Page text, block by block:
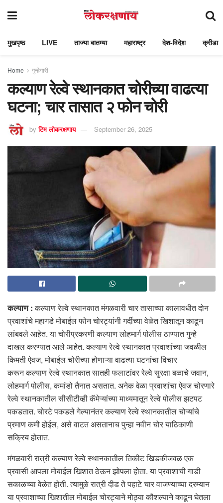
मुखपृष्ठ LIVE ताज्या बातम्या महाराष्ट्र देश-विदेश क्रीडा
Home गुन्हेगारी
कल्याण रेल्वे स्थानकात चोरीच्या वाढत्या
घटना; चार तासात २ फोन चोरी
by टिम लोकरक्षणाय September 26, 2025
कल्याण: कल्याण रेल्वे स्थानकात मंगळवारी चार तासाच्या कालावधीत दोन
प्रवाशांचे महागडे मोबाईल फोन चोरट्यांनी गर्दीच्या वेळेत खिशातून काढून
लांबवले आहेत. या चोरीप्रकरणी कल्याण लोहमार्ग पोलीस ठाण्यात गुन्हे
दाखल करण्यात आले आहेत. कल्याण रेल्वे स्थानकात प्रवाशांच्या जवळील
किमती ऐवज, मोबाईल चोरीच्या होणाऱ्या वाढत्या घटनांचा विचार
करून कल्याण रेल्वे स्थानकात सातही फलाटांवर रेल्वे सुरक्षा बळाचे जवान,
लोहमार्ग पोलीस, कमांडो तैनात असतात. अनेक वेळा प्रवाशांचा ऐवज चोरणारे
रेल्वे स्थानकातील सीसीटीव्ही कॅमेऱ्यांच्या माध्यमातून रेल्वे पोलीस झटपट
पकडतात. चोरटे पकडले गेल्यानंतर कल्याण रेल्वे स्थानकातील चोऱ्यांचे
प्रमाण कमी होईल, असे वाटत असतानाच पुन्हा नवीन चोर याठिकाणी
सक्रिय होतात.
मंगळवारी रात्री कल्याण रेल्वे स्थानकातील तिकीट खिडकीजवळ एक
प्रवासी आपला मोबाईल खिशात ठेऊन झोपला होता. या प्रवाशाची गाडी
सकाळच्या वेळेत होती. त्यामुळे रात्री दीड ते पहाटे चार वाजण्याच्या दरम्यान
या प्रवाशाच्या खिशातील मोबाईल चोरट्याने मोठ्या कौशल्याने काढून घेतला